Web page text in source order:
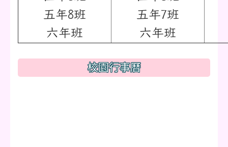
五年8班
六年班
五年7班
六年班
校園行事曆